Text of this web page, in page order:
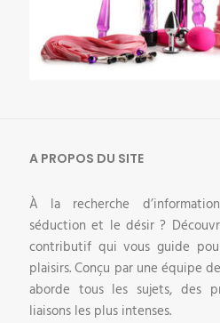
A PROPOS DU SITE
À la recherche
séduction et le désir ?
contributif qui vous guide
plaisirs. Conçu par une équipe
aborde tous les sujets, des
liaisons les plus intenses.